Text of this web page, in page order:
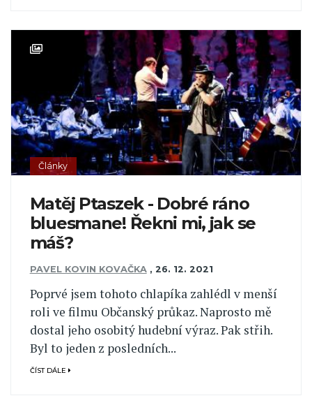
Články
Matěj Ptaszek - Dobré ráno
bluesmane! Řekni mi, jak se
máš?
PAVEL KOVIN KOVAČKA , 26. 12. 2021
Poprvé jsem tohoto chlapíka zahlédl v menší
roli ve filmu Občanský průkaz. Naprosto mě
dostal jeho osobitý hudební výraz. Pak střih.
Byl to jeden z posledních...
ČÍST DÁLE